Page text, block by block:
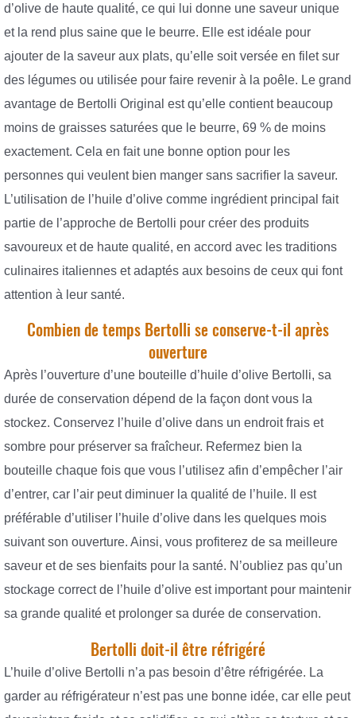
d’olive de haute qualité, ce qui lui donne une saveur unique
et la rend plus saine que le beurre. Elle est idéale pour
ajouter de la saveur aux plats, qu’elle soit versée en filet sur
des légumes ou utilisée pour faire revenir à la poêle. Le grand
avantage de Bertolli Original est qu’elle contient beaucoup
moins de graisses saturées que le beurre, 69 % de moins
exactement. Cela en fait une bonne option pour les
personnes qui veulent bien manger sans sacrifier la saveur.
L’utilisation de l’huile d’olive comme ingrédient principal fait
partie de l’approche de Bertolli pour créer des produits
savoureux et de haute qualité, en accord avec les traditions
culinaires italiennes et adaptés aux besoins de ceux qui font
attention à leur santé.
Combien de temps Bertolli se conserve-t-il après
ouverture
Après l’ouverture d’une bouteille d’huile d’olive Bertolli, sa
durée de conservation dépend de la façon dont vous la
stockez. Conservez l’huile d’olive dans un endroit frais et
sombre pour préserver sa fraîcheur. Refermez bien la
bouteille chaque fois que vous l’utilisez afin d’empêcher l’air
d’entrer, car l’air peut diminuer la qualité de l’huile. Il est
préférable d’utiliser l’huile d’olive dans les quelques mois
suivant son ouverture. Ainsi, vous profiterez de sa meilleure
saveur et de ses bienfaits pour la santé. N’oubliez pas qu’un
stockage correct de l’huile d’olive est important pour maintenir
sa grande qualité et prolonger sa durée de conservation.
Bertolli doit-il être réfrigéré
L’huile d’olive Bertolli n’a pas besoin d’être réfrigérée. La
garder au réfrigérateur n’est pas une bonne idée, car elle peut